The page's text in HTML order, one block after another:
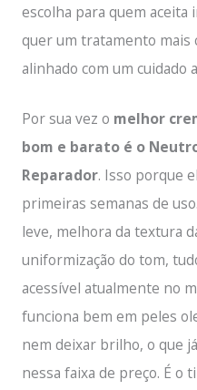
escolha para quem aceita
quer um tratamento mais
alinhado com um
Por sua vez o melhor
bom e barato é o
Reparador. Isso porque
primeiras semanas de
leve, melhora da textura
uniformização do tom,
acessível atualmente no
funciona bem em peles
nem deixar brilho, o que
nessa faixa de preço. É o